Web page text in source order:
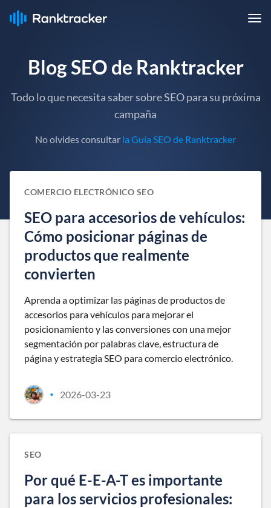
Blog SEO de Ranktracker
Todo lo que necesita saber sobre SEO para su próxima
campaña
No olvides consultar la Guía SEO de Ranktracker
COMERCIO ELECTRÓNICO SEO
SEO para accesorios de vehículos:
Cómo posicionar páginas de
productos que realmente
convierten
Aprenda a optimizar las páginas de productos de
accesorios para vehículos para mejorar el
posicionamiento y las conversiones con una mejor
segmentación por palabras clave, estructura de
página y estrategia SEO para comercio electrónico.
• 2026-03-23
SEO
Por qué E-E-A-T es importante
para los servicios profesionales: